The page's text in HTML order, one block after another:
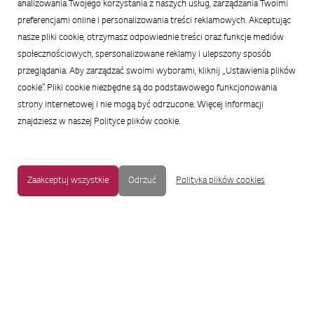
analizowania Twojego korzystania z naszych usług, zarządzania Twoimi
preferencjami online i personalizowania treści reklamowych. Akceptując
nasze pliki cookie, otrzymasz odpowiednie treści oraz funkcje mediów
społecznościowych, spersonalizowane reklamy i ulepszony sposób
przeglądania. Aby zarządzać swoimi wyborami, kliknij „Ustawienia plików
cookie”. Pliki cookie niezbędne są do podstawowego funkcjonowania
strony internetowej i nie mogą być odrzucone. Więcej informacji
znajdziesz w naszej Polityce plików cookie.
Zaakceptuj wszystkie Odrzuć Polityka plików cookies